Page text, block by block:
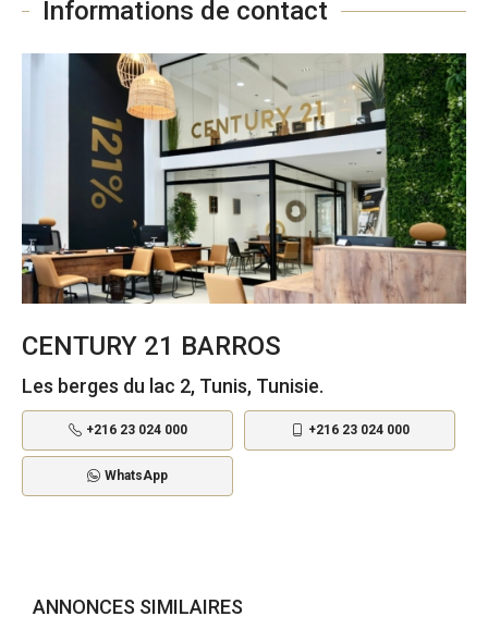
Informations de contact
CENTURY 21 BARROS
Les berges du lac 2, Tunis, Tunisie.
+216 23 024 000 +216 23 024 000
WhatsApp
ANNONCES SIMILAIRES